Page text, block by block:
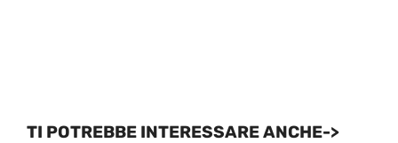
TI POTREBBE INTERESSARE ANCHE->